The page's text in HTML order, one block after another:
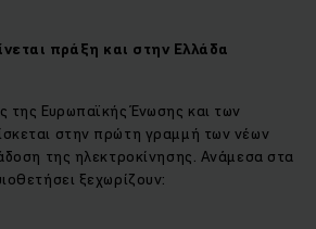
πράξη και στην Ελλάδα
της Ευρωπαϊκής Ένωσης και των
στην πρώτη γραμμή των νέων
της ηλεκτροκίνησης. Ανάμεσα στα
ξεχωρίζουν: